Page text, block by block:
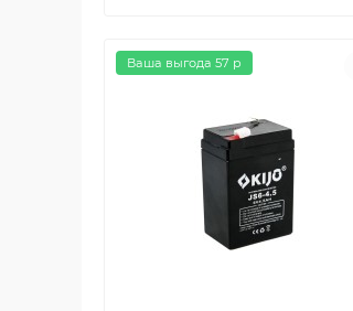
Ваша выгода 57 р